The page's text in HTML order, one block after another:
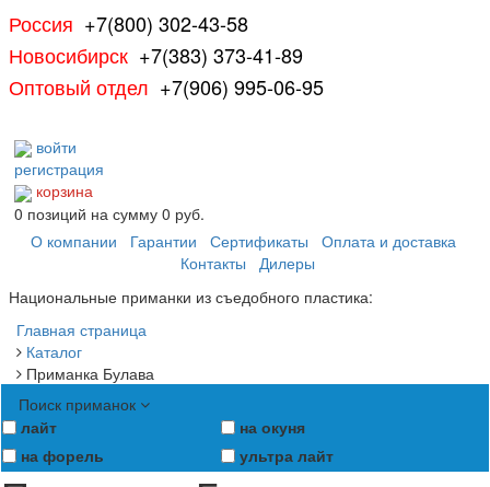
Россия +7(800) 302-43-58
Новосибирск +7(383) 373-41-89
Оптовый отдел +7(906) 995-06-95
войти
регистрация
корзина
0 позиций на сумму 0 руб.
О компании
Гарантии Сертификаты
Оплата и доставка
Контакты
Дилеры
Национальные приманки из съедобного пластика:
Главная страница
Каталог
Приманка Булава
Поиск приманок
лайт
на окуня
на форель
ультра лайт